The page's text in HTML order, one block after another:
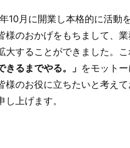
10月に開業し本格的に活動
様のおかげをもちまして、
大することができました。こ
きるまでやる。」 をモット
様のお役に立ちたいと考え
し上げます。